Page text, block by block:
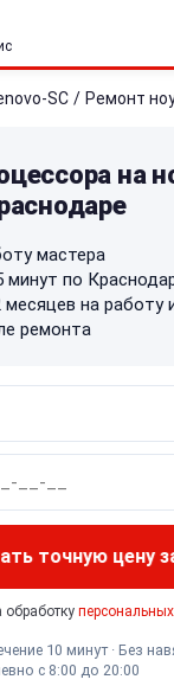
SC / Ремонт
на
мастера
минут по
месяцев на работу
ремонта
точную цену
обработку
10 минут · Без
с 8:00 до 20:00